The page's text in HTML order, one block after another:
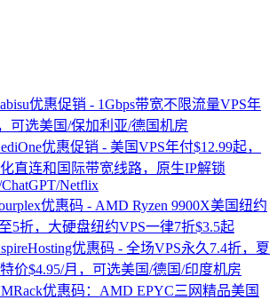
优惠促销 - 1Gbps带宽不限流量VPS年
可选美国/保加利亚/德国机房
优惠促销 - 美国VPS年付$12.99起，
直连和国际带宽线路，原生IP解锁
Netflix
优惠码 - AMD Ryzen 9900X美国纽约
5折，大硬盘纽约VPS一律7折$3.5起
优惠码 - 全场VPS永久7.4折，夏
价$4.95/月，可选美国/德国/印度机房
优惠码：AMD EPYC三网精品美国